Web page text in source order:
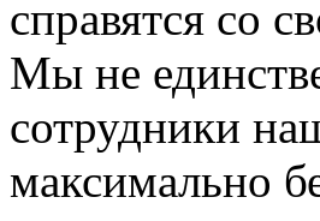
справятся со
Мы не
сотрудники
максимально